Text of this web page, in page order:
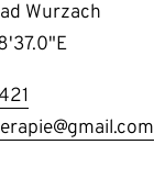
Wurzach